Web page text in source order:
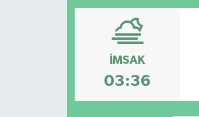
İMSAK
03:36